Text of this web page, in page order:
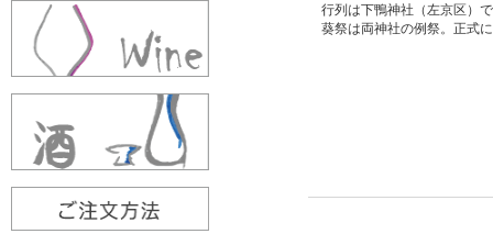
行列は下鴨神社（左京区）
葵祭は両神社の例祭。正式